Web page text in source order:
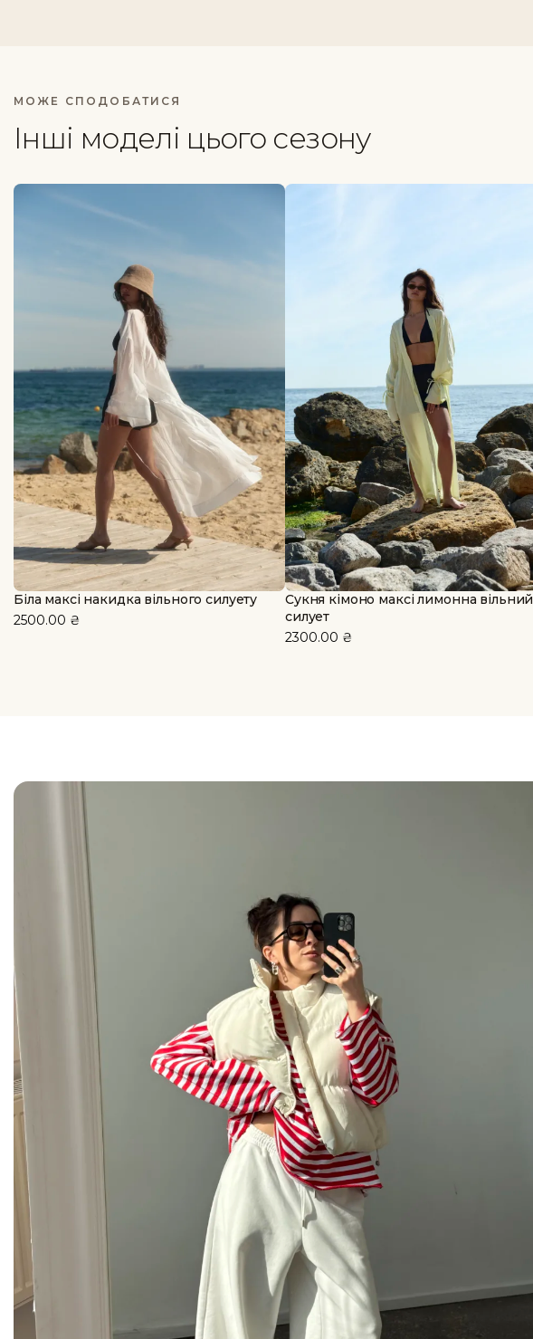
МОЖЕ СПОДОБАТИСЯ
Інші моделі цього сезону
Біла максі накидка вільного силуету
2500.00 ₴
Сукня кімоно максі лимонна вільний
силует
2300.00 ₴